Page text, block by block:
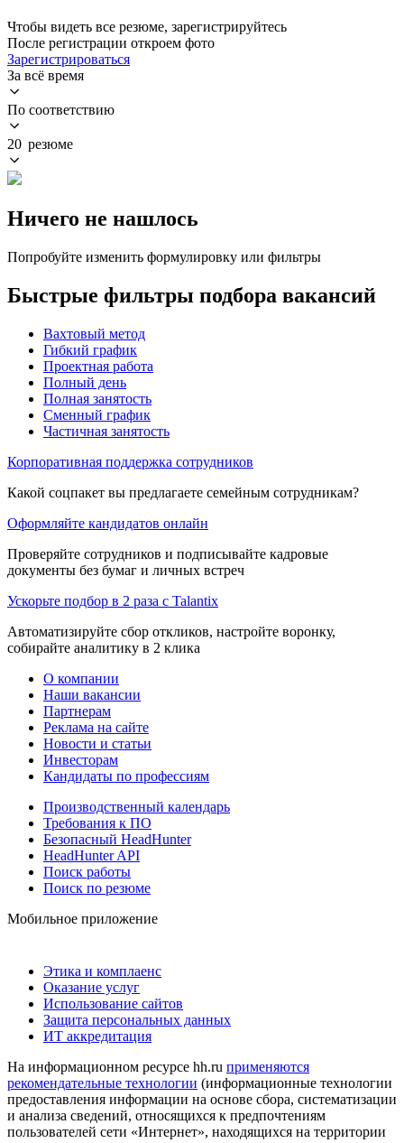
Чтобы видеть все резюме, зарегистрируйтесь
После регистрации откроем фото
Зарегистрироваться
За всё время
По соответствию
20 резюме
Ничего не нашлось
Попробуйте изменить формулировку или фильтры
Быстрые фильтры подбора вакансий
Вахтовый метод
Гибкий график
Проектная работа
Полный день
Полная занятость
Сменный график
Частичная занятость
Корпоративная поддержка сотрудников
Какой соцпакет вы предлагаете семейным сотрудникам?
Оформляйте кандидатов онлайн
Проверяйте сотрудников и подписывайте кадровые
документы без бумаг и личных встреч
Ускорьте подбор в 2 раза с Talantix
Автоматизируйте сбор откликов, настройте воронку,
собирайте аналитику в 2 клика
О компании
Наши вакансии
Партнерам
Реклама на сайте
Новости и статьи
Инвесторам
Кандидаты по профессиям
Производственный календарь
Требования к ПО
Безопасный HeadHunter
HeadHunter API
Поиск работы
Поиск по резюме
Мобильное приложение
Этика и комплаенс
Оказание услуг
Использование сайтов
Защита персональных данных
ИТ аккредитация
На информационном ресурсе hh.ru применяются
рекомендательные технологии (информационные технологии
предоставления информации на основе сбора, систематизации
и анализа сведений, относящихся к предпочтениям
пользователей сети «Интернет», находящихся на территории